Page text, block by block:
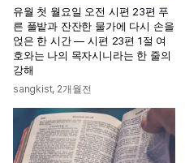
유월 첫 월요일 오전 시편 23편 푸
른 풀밭과 잔잔한 물가에 다시 손을
얹은 한 시간 — 시편 23편 1절 여
호와는 나의 목자시니라는 한 줄의
강해
sangkist, 2개월전